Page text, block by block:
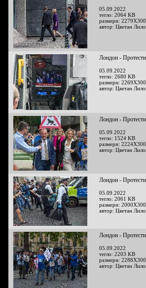
05.09.2022
тегло: 2064 KB
размери:
автор: Цветан
Лондон -
05.09.2022
тегло: 2680 KB
размери:
автор: Цветан
Лондон -
05.09.2022
тегло: 1524 KB
размери:
автор: Цветан
Лондон -
05.09.2022
тегло: 2061 KB
размери:
автор: Цветан
Лондон -
05.09.2022
тегло: 2203 KB
размери:
автор: Цветан